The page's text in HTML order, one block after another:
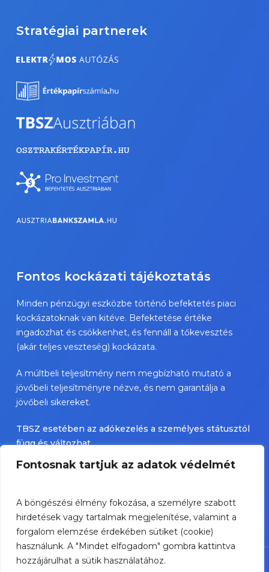
Fontosnak tartjuk az adatok védelmét
A böngészési élmény fokozása, a személyre szabott
hirdetések vagy tartalmak megjelenítése, valamint a
forgalom elemzése érdekében sütiket (cookie)
használunk. A "Mindet elfogadom" gombra kattintva
hozzájárulhat a sütik használatához.
Stratégiai partnerek
Fontos kockázati tájékoztatás
Minden pénzügyi eszközbe történő befektetés piaci
kockázatoknak van kitéve. Befektetése értéke
ingadozhat és csökkenhet, és fennáll a tőkevesztés
(akár teljes veszteség) kockázata.
A múltbeli teljesítmény nem megbízható mutató a
jövőbeli teljesítményre nézve, és nem garantálja a
jövőbeli sikereket.
TBSZ esetében az adókezelés a személyes státusztól
függ és változhat.
A bemutatott értékpapírok nem személyre szóló
hordozhatnak.
© Portfolife Tanácsadó Zrt. 2026 -